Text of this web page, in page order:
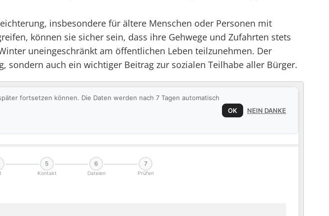
insbesondere für ältere Menschen oder Personen mit
können sie sicher sein, dass ihre Gehwege und Zufahrten stets
uneingeschränkt am öffentlichen Leben teilzunehmen. Der
auch ein wichtiger Beitrag zur sozialen Teilhabe aller Bürger.
fortsetzen können. Die Daten werden nach 7 Tagen automatisch
OK NEIN DANKE
5
Kontakt
6
Dateien
7
Prüfen